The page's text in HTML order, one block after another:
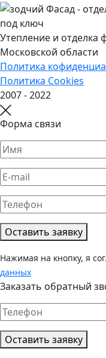
Утепление и отделка
Московской области
Политика
Политика Cookies
2007 - 2022
Форма связи
Оставить заявку
Нажимая на кнопку, я
данных
Заказать обратный
Оставить заявку